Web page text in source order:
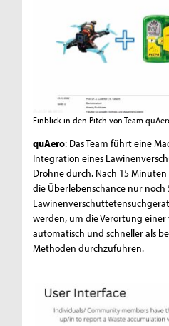
Einblick in den Pitch von Team
quAero: Das Team führt eine
Integration eines
Drohne durch. Nach 15
die Überlebenschance nur noch
werden, um die Verortung einer
automatisch und schneller als
Methoden durchzuführen.